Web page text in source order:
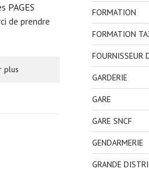
PAGES
de prendre
plus
FORMATION
FORMATION
FOURNISSEUR
GARDERIE
GARE
GARE SNCF
GENDARMERIE
GRANDE